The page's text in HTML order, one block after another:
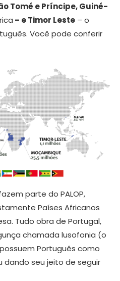
Tomé e Príncipe, Guiné-
– e Timor Leste – o
Você pode conferir
parte do PALOP,
Países Africanos
Tudo obra de Portugal,
chamada lusofonia (o
Português como
dando seu jeito de seguir